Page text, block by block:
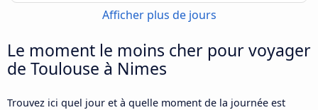
Afficher plus de jours
Le moment le moins cher pour voyager
de Toulouse à Nimes
Trouvez ici quel jour et à quelle moment de la journée est